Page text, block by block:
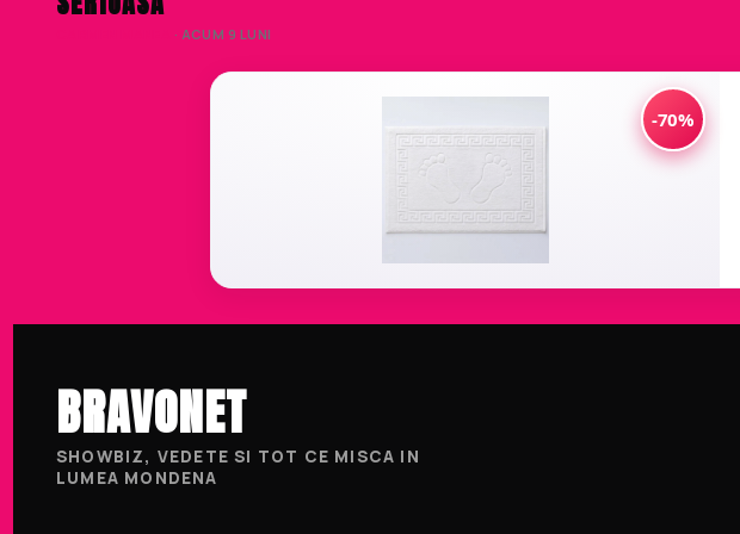
· ACUM 9 LUNI
-70%
BRAVONET
SHOWBIZ, VEDETE SI TOT CE MISCA IN
LUMEA MONDENA